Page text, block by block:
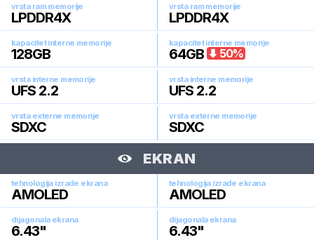
vrsta ram memorije
LPDDR4X
vrsta ram memorije
LPDDR4X
kapacitet interne memorije
128GB
kapacitet interne memorije
64GB 50%
vrsta interne memorije
UFS 2.2
vrsta interne memorije
UFS 2.2
vrsta externe memorije
SDXC
vrsta externe memorije
SDXC
EKRAN
tehnologija izrade ekrana
AMOLED
tehnologija izrade ekrana
AMOLED
dijagonala ekrana
6.43"
dijagonala ekrana
6.43"